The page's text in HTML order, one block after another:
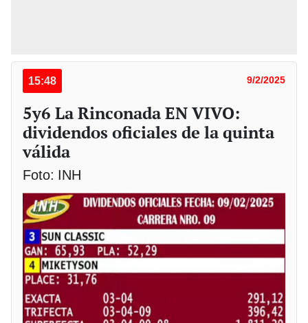
15:48 9/2/2025
5y6 La Rinconada EN VIVO:
dividendos oficiales de la quinta
válida
Foto: INH